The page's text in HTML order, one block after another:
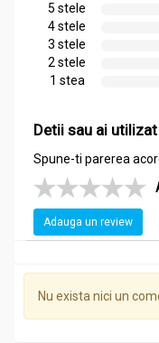
5 stele
4 stele
3 stele
2 stele
1 stea
Detii sau ai
Spune-ti parerea
Adauga un review
Nu exista nici un